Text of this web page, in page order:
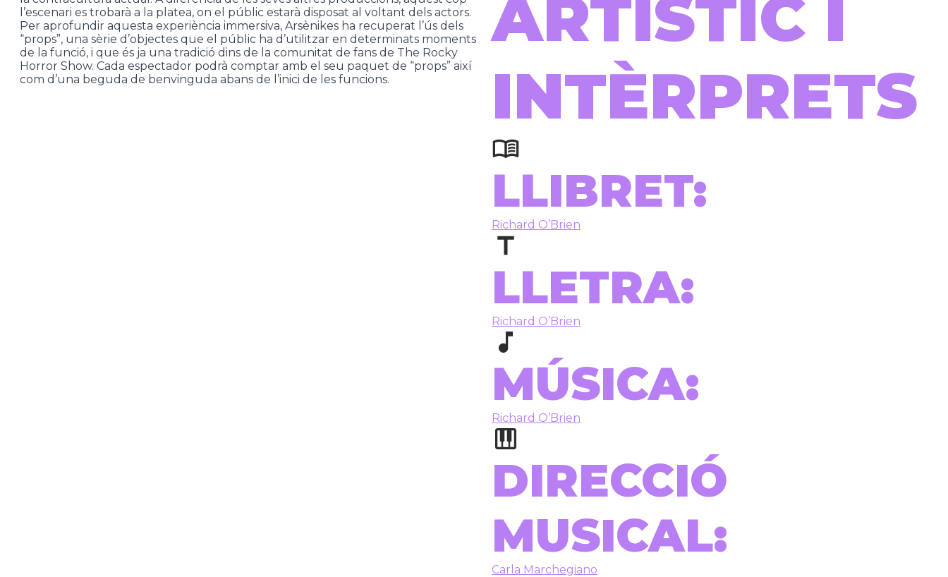
l’escenari es trobarà a la platea, on el públic estarà disposat al voltant dels actors.
Per aprofundir aquesta experiència immersiva, Arsènikes ha recuperat l’ús dels
“props”, una sèrie d’objectes que el públic ha d’utilitzar en determinats moments
de la funció, i que és ja una tradició dins de la comunitat de fans de The Rocky
Horror Show. Cada espectador podrà comptar amb el seu paquet de “props” així
com d’una beguda de benvinguda abans de l’inici de les funcions.
ARTÍSTIC I
INTÈRPRETS
LLIBRET:
Richard O’Brien
LLETRA:
Richard O’Brien
MÚSICA:
Richard O’Brien
DIRECCIÓ
MUSICAL:
Carla Marchegiano